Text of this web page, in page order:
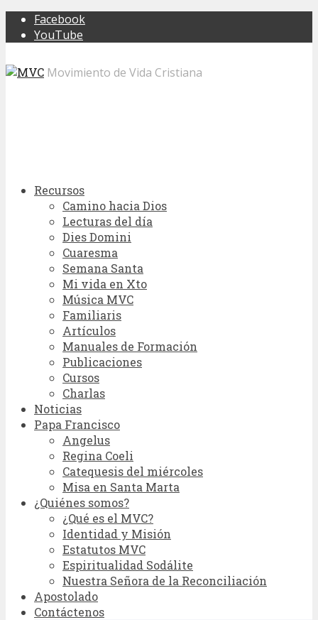
Facebook
YouTube
Movimiento de Vida Cristiana
Recursos
Camino hacia Dios
Lecturas del día
Dies Domini
Cuaresma
Semana Santa
Mi vida en Xto
Música MVC
Familiaris
Artículos
Manuales de Formación
Publicaciones
Cursos
Charlas
Noticias
Papa Francisco
Angelus
Regina Coeli
Catequesis del miércoles
Misa en Santa Marta
¿Quiénes somos?
¿Qué es el MVC?
Identidad y Misión
Estatutos MVC
Espiritualidad Sodálite
Nuestra Señora de la Reconciliación
Apostolado
Contáctenos